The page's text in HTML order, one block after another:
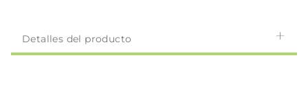
Detalles del producto